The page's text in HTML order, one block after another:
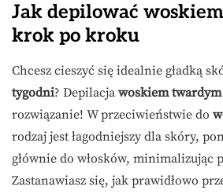
Jak depilować
krok po kroku
Chcesz cieszyć się idealnie gładką
tygodni? Depilacja woskiem twardym
rozwiązanie! W przeciwieństwie do
rodzaj jest łagodniejszy dla skóry,
głównie do włosków, minimalizując
Zastanawiasz się, jak prawidłowo